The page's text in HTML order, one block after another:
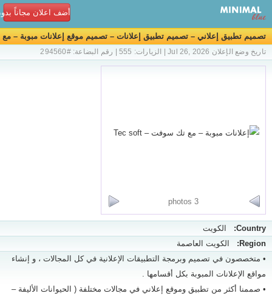
أضف اعلان مجاناً
تصميم تطبيق إعلاني – تصميم تطبيق إعلانات – تصميم موقع إعلانات مبوبة – مع
تك سوفت – Tec soft
تاريخ وضع الإعلان Jul 26, 2026 | الزيارات: 555 | رقم البضاعة: #294560
3 photos
Country:
الكويت
Region:
الكويت العاصمة
• متخصصون في تصميم وبرمجة التطبيقات الإعلانية في كل المجالات ، و إنشاء
مواقع الإعلانات المبوبة بكل أقسامها .
• صممنا أكثر من تطبيق وموقع إعلاني في مجالات مختلفة ( الحيوانات الأليفة –